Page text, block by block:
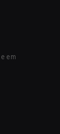
em